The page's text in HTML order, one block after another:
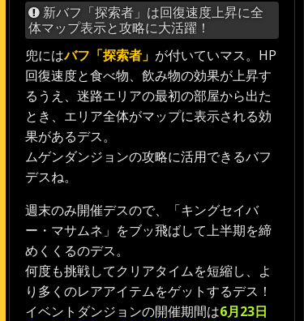
新バフ「探索者」は回復速度上昇に全
体マップ表示と攻略に大活躍！
兜にはバフ「探索者」 が付いていマス。HP
回復速度と食べ物、飲み物の効果が上昇す
るうえ、迷路エリアの最初の部屋から出た
とき、エリア全体がマップに表示される効
果があるデス。
ムゲンダンジョンの攻略に活用できるバフ
デスね。
週末のみ開催デスので、「キングセイバ
ー・マサムネ」をブッ飛ばして上半期を締
めくくるのデス。
何度も挑戦してクリアタイムを短縮し、よ
り多くのレアアイテムをゲットするデス！
イベントダンジョンの開催期間は6月23日